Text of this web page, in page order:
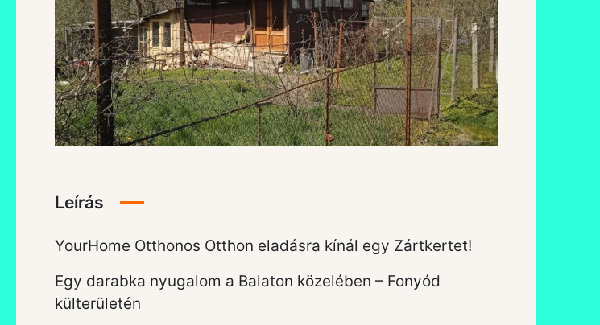
Leírás
YourHome Otthonos Otthon eladásra kínál egy Zártkertet!
Egy darabka nyugalom a Balaton közelében – Fonyód
külterületén